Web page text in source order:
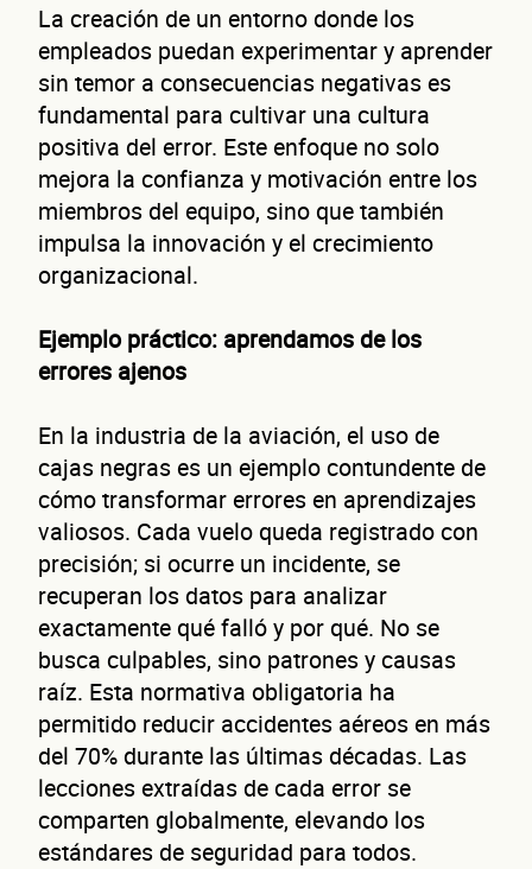
La creación de un entorno donde los
empleados puedan experimentar y aprender
sin temor a consecuencias negativas es
fundamental para cultivar una cultura
positiva del error. Este enfoque no solo
mejora la confianza y motivación entre los
miembros del equipo, sino que también
impulsa la innovación y el crecimiento
organizacional.
Ejemplo práctico: aprendamos de los
errores ajenos
En la industria de la aviación, el uso de
cajas negras es un ejemplo contundente de
cómo transformar errores en aprendizajes
valiosos. Cada vuelo queda registrado con
precisión; si ocurre un incidente, se
recuperan los datos para analizar
exactamente qué falló y por qué. No se
busca culpables, sino patrones y causas
raíz. Esta normativa obligatoria ha
permitido reducir accidentes aéreos en más
del 70% durante las últimas décadas. Las
lecciones extraídas de cada error se
comparten globalmente, elevando los
estándares de seguridad para todos.
No te preocupes, evaluamos cada caso de forma integral.
Nombre(s)
Primer apellido
Segundo apellido
Correo electrónico